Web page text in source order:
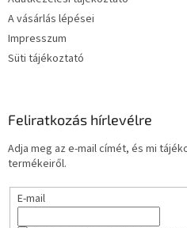
A vásárlás lépései
Impresszum
Süti tájékoztató
Feliratkozás hírlevélre
Adja meg az e-mail címét, és mi
termékeiről.
E-mail